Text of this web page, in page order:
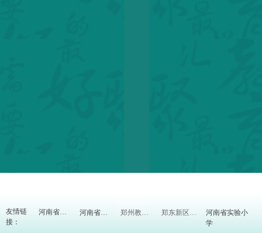
河南省实验小
学
郑东新区教体局
友情链
接：
郑州教育信息网
河南省教育厅 河南省教研室